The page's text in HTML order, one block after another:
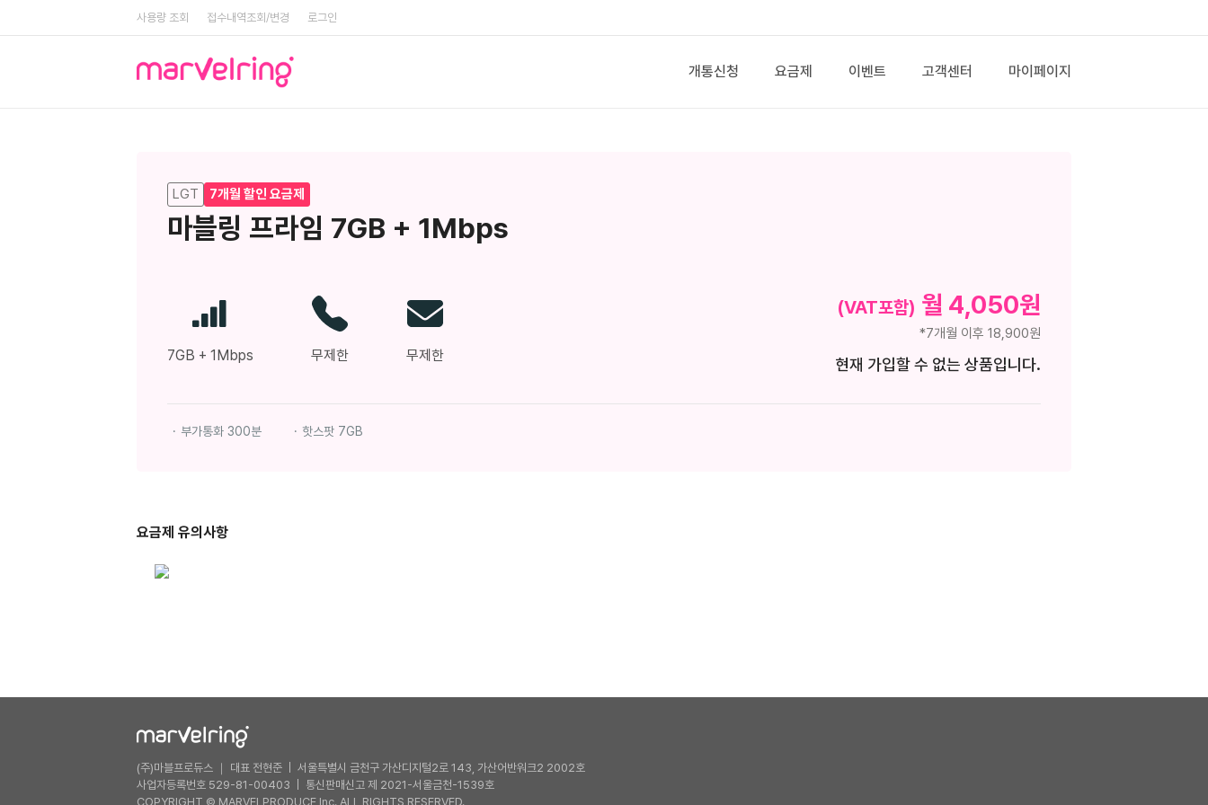
사용량 조회 접수내역조회/변경 로그인
개통신청 요금제 이벤트 고객센터 마이페이지
LGT 7개월 할인 요금제
마블링 프라임 7GB + 1Mbps
7GB + 1Mbps 무제한 무제한
(VAT포함) 월 4,050원
*7개월 이후 18,900원
현재 가입할 수 없는 상품입니다.
부가통화 300분 핫스팟 7GB
요금제 유의사항
(주)마블프로듀스 ｜ 대표 전현준
서울특별시 금천구 가산디지털2로 143, 가산어반워크2 2002호
사업자등록번호 529-81-00403
통신판매신고 제 2021-서울금천-1539호
COPYRIGHT © MARVELPRODUCE Inc. ALL RIGHTS RESERVED.